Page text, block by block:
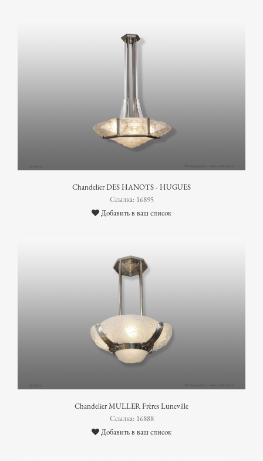
Chandelier DES HANOTS - HUGUES
Ссылка: 16895
Добавить в ваш список
Chandelier MULLER Frères Luneville
Ссылка: 16888
Добавить в ваш список